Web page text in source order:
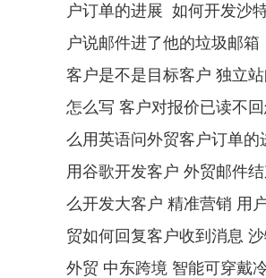
户订单的进展  如何开发沙
户说邮件进了他的垃圾邮箱
客户是不是目标客户 独立
怎么写 客户对报价已读不
么用英语问外贸客户订单的
用谷歌开发客户 外贸邮件
么开发大客户 精准营销 用
贸如何回复客户收到消息
外贸 中东跨境 智能可穿戴